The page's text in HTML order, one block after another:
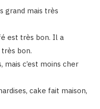
grand mais très
est très bon. Il a
bon.
c’est moins cher
cake fait maison,